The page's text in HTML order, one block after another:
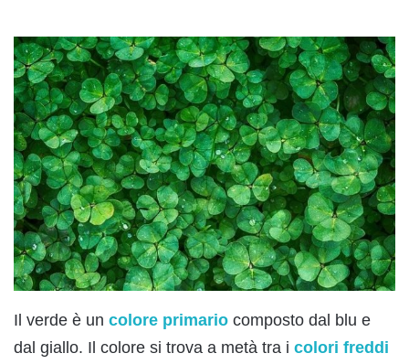
Il verde è un colore primario composto dal blu e
dal giallo. Il colore si trova a metà tra i colori freddi